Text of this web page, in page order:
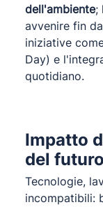
dell'ambiente;
avvenire fin
iniziative
Day) e
quotidiano.
Impatto
del futuro
Tecnologie,
incompatibili: